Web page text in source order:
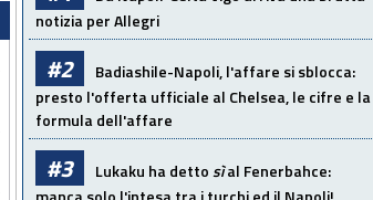
notizia per Allegri
#2
Badiashile-Napoli, l'affare si sblocca:
presto l'offerta ufficiale al Chelsea, le cifre e la
formula dell'affare
#3 Lukaku ha dettosìal Fenerbahce: